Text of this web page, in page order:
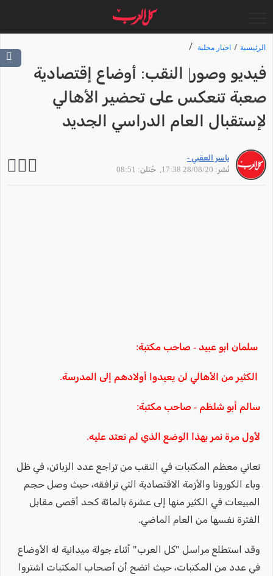
الرئيسية اخبار محلية
فيديو وصور| النقب: أوضاع إقتصادية
صعبة تنعكس على تحضير الأهالي
لإستقبال العام الدراسي الجديد
ياسر العقبي -
نُشر: 28/08/20 17:38
, حُتلن: 08:51
سلمان ابو عبيد - صاحب مكتبة:
الكثير من الأهالي لن يعيدوا أولادهم إلى المدرسة.
سالم أبو شلظم - صاحب مكتبة:
لأول مرة نمر بهذا الوضع الذي لم نعتد عليه.
تعاني معظم المكتبات في النقب من تراجع عدد الزبائن، في ظل
وباء الكورونا والأزمة الاقتصادية التي ترافقه، حيث وصل حجم
المبيعات في الكثير منها إلى عشرة بالمائة كحد أقصى مقابل
الفترة نفسها من العام الماضي.
وقد استطلع مراسل "كل العرب" أثناء جولة ميدانية له الأوضاع
في عدد من المكتبات، حيث اتضح أن أصحاب المكتبات اشتروا